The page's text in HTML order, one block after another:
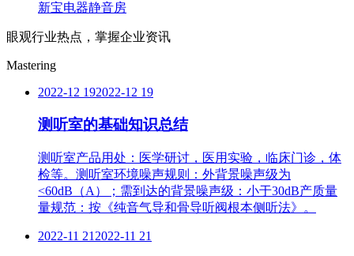
新宝电器静音房
眼观行业热点，掌握企业资讯
Mastering
2022-12 192022-12 19
测听室的基础知识总结
测听室产品用处：医学研讨，医用实验，临床门诊，体
检等。测听室环境噪声规则：外背景噪声级为
<60dB（A）；需到达的背景噪声级：小于30dB产质量
量规范：按《纯音气导和骨导听阀根本侧听法》。
2022-11 21 2022-11 21